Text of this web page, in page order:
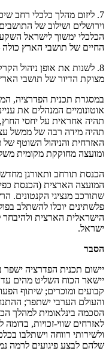
7. ליזום מהלך כלכלי רחב
וירושלים ושילוב של
הכלכלי ימשוך לישראל
החיים של תושבי הארץ כולה
8. לשנות את אופן ניהול
מצוקת הדיור של תושבי
אוטונומיים המנהלים את
תהיה אחראית על יחסי החוץ,
תהיה מידה רבה של ממשל
האזרחית והניהול השוטף של
ומועצה מחוקקת מקומית
הכנסת תורחב ותאורגן
המועצה הארצית (הכנסת
שתורכב מנציגי הקנטונים.
פלשתינים יוכלו להשתלב
הישראלית הארצית ולהיבחר
ישראל.
הסבר
יישום תכנית הפדרציה
יישאר הכוח השליט מהים עד
קבועים ומוכרים; שיתוף
והעולם הערבי ישתפר;
הסכמה בינלאומית למהלך
לאזרחים שווי-זכויות, בדומה
ולשירותי רווחה וישתלבו
שלהם לבצע פיגועים לרמה